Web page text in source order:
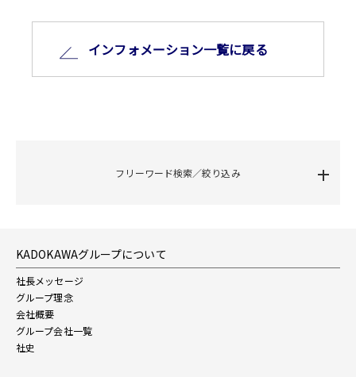
インフォメーション⼀覧に戻る
フリーワード検索／絞り込み
KADOKAWAグループについて
社長メッセージ
グループ理念
会社概要
グループ会社一覧
社史